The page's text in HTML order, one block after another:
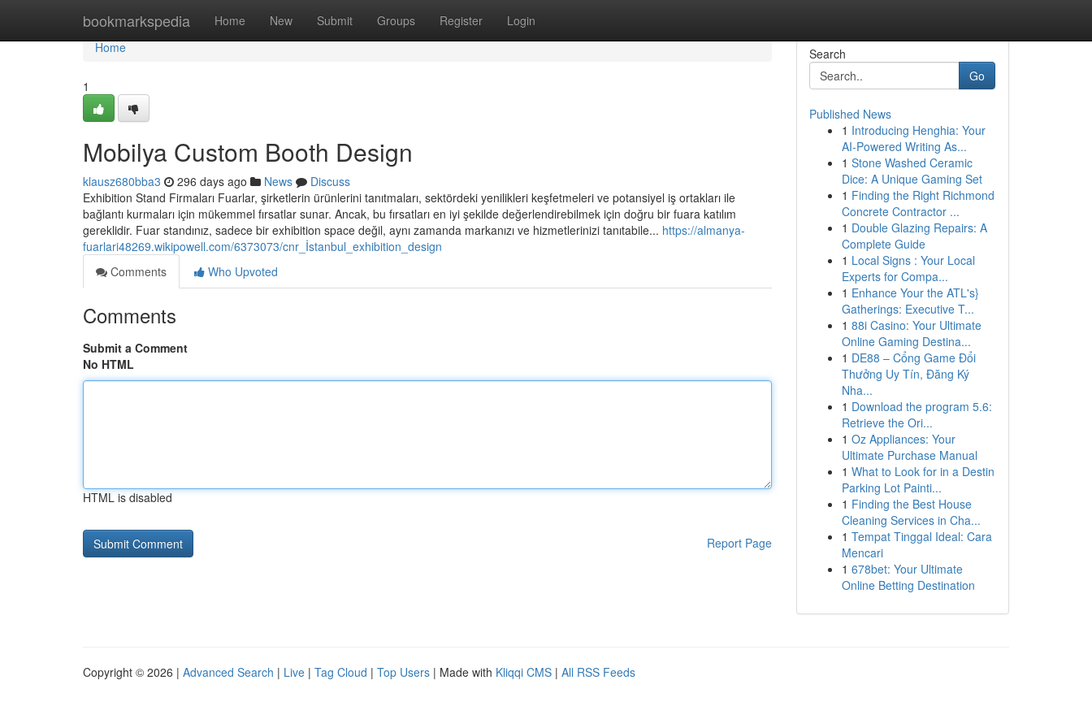
bookmarkspedia Home New Submit Groups Register Login
Home
Home
1
Mobilya Custom Booth Design
klausz680bba3 296 days ago News
Discuss
Exhibition Stand Firmaları Fuarlar, şirketlerin ürünlerini tanıtmaları, sektördeki yenilikleri keşfetmeleri ve potansiyel iş ortakları ile
bağlantı kurmaları için mükemmel fırsatlar sunar. Ancak, bu fırsatları en iyi şekilde değerlendirebilmek için doğru bir fuara katılım
gereklidir. Fuar standınız, sadece bir exhibition space değil, aynı zamanda markanızı ve hizmetlerinizi tanıtabile... https://almanya-
fuarlari48269.wikipowell.com/6373073/cnr_İstanbul_exhibition_design
Comments
Who Upvoted
Comments
Submit a Comment
No HTML
HTML is disabled
Report Page
Search
Go
Published News
1 Introducing Henghia: Your
AI-Powered Writing As...
1 Stone Washed Ceramic
Dice: A Unique Gaming Set
1 Finding the Right Richmond
Concrete Contractor ...
1 Double Glazing Repairs: A
Complete Guide
1 Local Signs : Your Local
Experts for Compa...
1 Enhance Your the ATL's}
Gatherings: Executive T...
1 88i Casino: Your Ultimate
Online Gaming Destina...
1 DE88 – Cổng Game Đổi
Thưởng Uy Tín, Đăng Ký
Nha...
1 Download the program 5.6:
Retrieve the Ori...
1 Oz Appliances: Your
Ultimate Purchase Manual
1 What to Look for in a Destin
Parking Lot Painti...
1 Finding the Best House
Cleaning Services in Cha...
1 Tempat Tinggal Ideal: Cara
Mencari
1 678bet: Your Ultimate
Online Betting Destination
Copyright © 2026 | Advanced Search | Live | Tag Cloud | Top Users | Made with Kliqqi CMS | All RSS Feeds